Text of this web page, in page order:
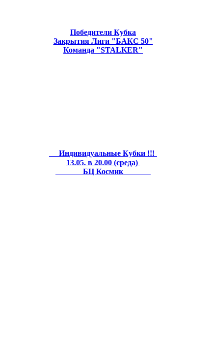
Победители Кубка
Закрытия Лиги "БАКС 50"
Команда "STALKER"
Индивидуальные Кубки !!!
13.05. в 20.00 (среда)
БЦ Космик